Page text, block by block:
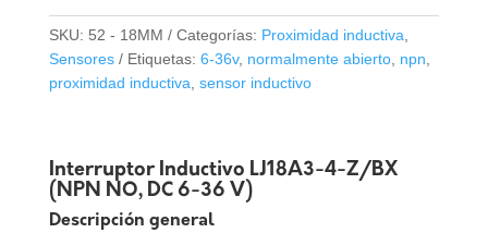
NO,
DC
6-
4-
Z/BX
cantidad
SKU: 52 - 18MM Categorías: Proximidad inductiva
Sensores
Etiquetas: 6-36v, normalmente abierto, npn
proximidad inductiva sensor inductivo
Interruptor Inductivo LJ18A3-4-Z/BX
(NPN NO, DC 6-36 V)
Descripción general